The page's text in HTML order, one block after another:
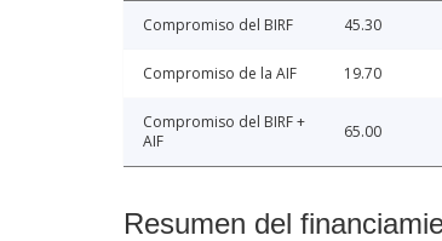
Compromiso del BIRF 45.30
Compromiso de la AIF 19.70
Compromiso del BIRF +
AIF
65.00
Resumen del